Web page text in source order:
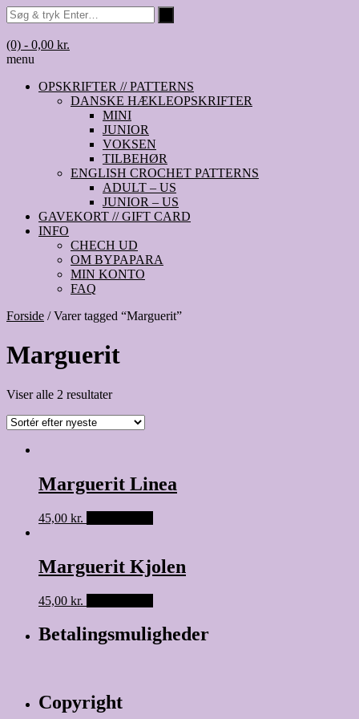
(0) - 0,00 kr.
menu
OPSKRIFTER // PATTERNS
DANSKE HÆKLEOPSKRIFTER
MINI
JUNIOR
VOKSEN
TILBEHØR
ENGLISH CROCHET PATTERNS
ADULT – US
JUNIOR – US
GAVEKORT // GIFT CARD
INFO
CHECH UD
OM BYPAPARA
MIN KONTO
FAQ
Forside / Varer tagged “Marguerit”
Marguerit
Viser alle 2 resultater
Marguerit Linea
45,00 kr.
Marguerit Kjolen
45,00 kr.
Betalingsmuligheder
Copyright